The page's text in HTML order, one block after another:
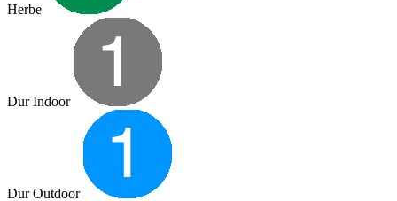
Herbe
Dur Indoor
Dur Outdoor